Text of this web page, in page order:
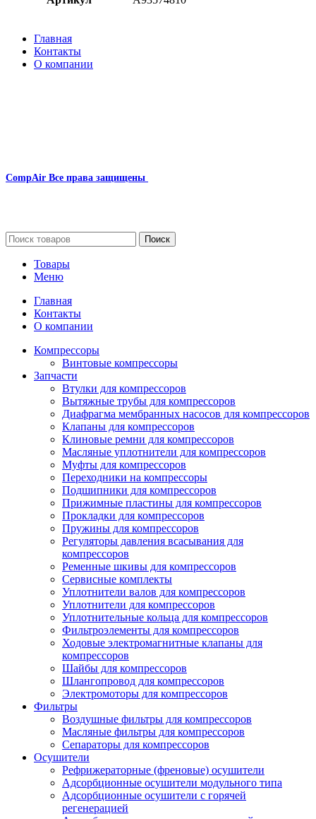
Главная
Контакты
О компании
CompAir Все права защищены
Поиск
Товары
Меню
Главная
Контакты
О компании
Компрессоры
Винтовые компрессоры
Запчасти
Втулки для компрессоров
Вытяжные трубы для компрессоров
Диафрагма мембранных насосов для компрессоров
Клапаны для компрессоров
Клиновые ремни для компрессоров
Масляные уплотнители для компрессоров
Муфты для компрессоров
Переходники на компрессоры
Подшипники для компрессоров
Прижимные пластины для компрессоров
Прокладки для компрессоров
Пружины для компрессоров
Регуляторы давления всасывания для
компрессоров
Ременные шкивы для компрессоров
Сервисные комплекты
Уплотнители валов для компрессоров
Уплотнители для компрессоров
Уплотнительные кольца для компрессоров
Фильтроэлементы для компрессоров
Ходовые электромагнитные клапаны для
компрессоров
Шайбы для компрессоров
Шлангопровод для компрессоров
Электромоторы для компрессоров
Фильтры
Воздушные фильтры для компрессоров
Масляные фильтры для компрессоров
Сепараторы для компрессоров
Осушители
Рефрижераторные (френовые) осушители
Адсорбционные осушители модульного типа
Адсорбционные осушители с горячей
регенерацией